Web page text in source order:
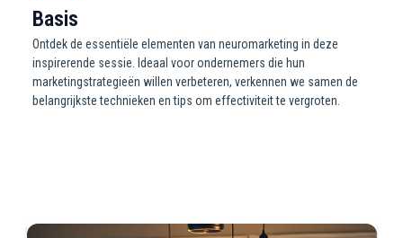
Basis
Ontdek de essentiële elementen van neuromarketing in deze
inspirerende sessie. Ideaal voor ondernemers die hun
marketingstrategieën willen verbeteren, verkennen we samen de
belangrijkste technieken en tips om effectiviteit te vergroten.